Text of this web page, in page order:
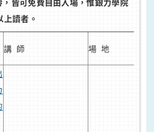
讀者。
講 師 場 地